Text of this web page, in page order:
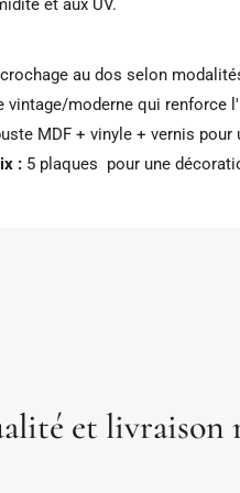
et aux UV.
au dos selon
vintage/moderne qui renforce
MDF + vinyle + vernis pour
: 5 plaques pour une
et livraison